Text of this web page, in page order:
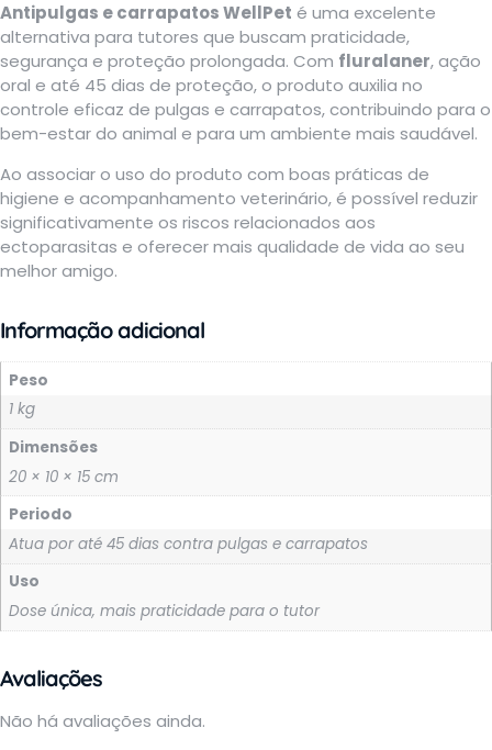
Antipulgas e carrapatos WellPet é uma excelente
alternativa para tutores que buscam praticidade,
segurança e proteção prolongada. Com fluralaner, ação
oral e até 45 dias de proteção, o produto auxilia no
controle eficaz de pulgas e carrapatos, contribuindo para o
bem-estar do animal e para um ambiente mais saudável.
Ao associar o uso do produto com boas práticas de
higiene e acompanhamento veterinário, é possível reduzir
significativamente os riscos relacionados aos
ectoparasitas e oferecer mais qualidade de vida ao seu
melhor amigo.
Informação adicional
Peso
1 kg
Dimensões
20 × 10 × 15 cm
Periodo
Atua por até 45 dias contra pulgas e carrapatos
Uso
Dose única, mais praticidade para o tutor
Avaliações
Não há avaliações ainda.